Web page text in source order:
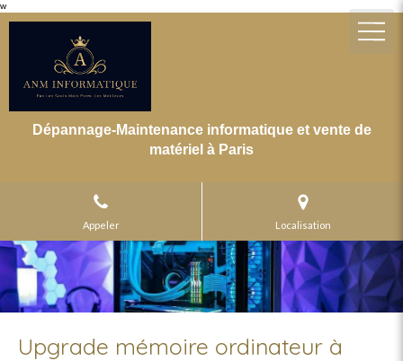
w
Dépannage-Maintenance informatique et vente de
matériel à Paris
Appeler Localisation
Upgrade mémoire ordinateur à